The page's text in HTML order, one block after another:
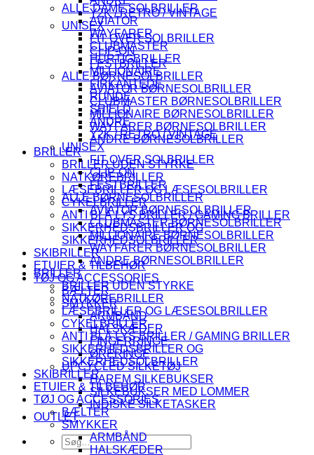
Y2K / RETRO / VINTAGE
UNISEX
FIT OVER SOLBRILLER
CLIP-ON
FESTBRILLER
ALLE BØRNESOLBRILLER
AVIATOR BØRNESOLBRILLER
CLUBMASTER BØRNESOLBRILLER
MILLIONAIRE BØRNESOLBRILLER
WAYFARER BØRNESOLBRILLER
ANDRE BØRNESOLBRILLER
BRILLER
BRILLER UDEN STYRKE
NATKØREBRILLER
LÆSEBRILLER OG LÆSESOLBRILLER
CYKELBRILLER
ANTI BLÅ LYS BRILLER / GAMING BRILLER
SIKKERHEDSBRILLER OG
SIKKERHEDSOLBRILLER
SKIBRILLER
ETUIER & TILBEHØR
TØJ OG ACCESSORIES
BÆLTER
SMYKKER
ARMBÅND
HALSKÆDER
FINGERRINGE
ØRERINGE
UPCYCLED SILKETØJ
HAREM SILKEBUKSER
SILKEBUKSER MED LOMMER
INDISKE SILKETASKER
OUTLET
Søg
efter:
ALLE DAME SOLBRILLER
AVIATOR
WAYFARER
CLUBMASTER
HURTIGBRILLER
MILLIONAIRE
FIRKANTEDE
RUNDE
SHIELD
ANDRE
Y2K / RETRO / VINTAGE
UNISEX
FIT OVER SOLBRILLER
CLIP-ON
FESTBRILLER
ALLE BØRNESOLBRILLER
AVIATOR BØRNESOLBRILLER
CLUBMASTER BØRNESOLBRILLER
MILLIONAIRE BØRNESOLBRILLER
WAYFARER BØRNESOLBRILLER
ANDRE BØRNESOLBRILLER
BRILLER
BRILLER UDEN STYRKE
NATKØREBRILLER
LÆSEBRILLER OG LÆSESOLBRILLER
CYKELBRILLER
ANTI BLÅ LYS BRILLER / GAMING BRILLER
SIKKERHEDSBRILLER OG
SIKKERHEDSOLBRILLER
SKIBRILLER
ETUIER & TILBEHØR
TØJ OG ACCESSORIES
BÆLTER
SMYKKER
ARMBÅND
HALSKÆDER